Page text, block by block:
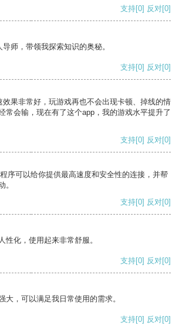
支持[0] 反对[0]
师，带领我探索知识的奥秘。
支持[0] 反对[0]
效果非常好，玩游戏再也不会出现卡顿、掉线的情
常会输，现在有了这个app，我的游戏水平提升了
支持[0] 反对[0]
序可以给你提供最高速度和安全性的连接，并帮
。
支持[0] 反对[0]
性化，使用起来非常舒服。
支持[0] 反对[0]
大，可以满足我日常使用的需求。
支持[0] 反对[0]